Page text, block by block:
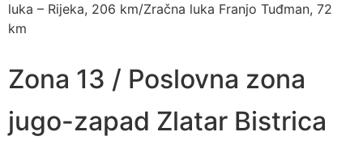
luka – Rijeka, 206 km/Zračna luka Franjo Tuđman, 72
km
Zona 13 / Poslovna zona
jugo-zapad Zlatar Bistrica